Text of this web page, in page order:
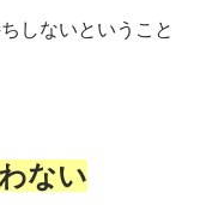
しないということ
ない